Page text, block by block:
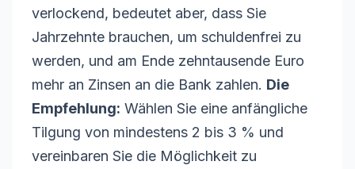
verlockend, bedeutet aber, dass Sie
Jahrzehnte brauchen, um schuldenfrei zu
werden, und am Ende zehntausende Euro
mehr an Zinsen an die Bank zahlen. Die
Empfehlung: Wählen Sie eine anfängliche
Tilgung von mindestens 2 bis 3 % und
vereinbaren Sie die Möglichkeit zu